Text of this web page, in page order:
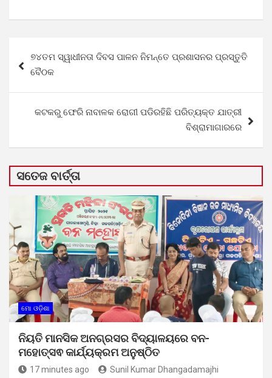
navigation
୭୪ତମ ସ୍ୱାଧୀନତା ଦିବସ ପାଳନ ନିମନ୍ତେ ପ୍ରଶାସନର ପ୍ରସ୍ତୁତି
ବୈଠକ
କଟକରୁ ଫେରି ନାବାଳକ ରୋଗୀ ପଡିରହିଛି ପରିତ୍ୟକ୍ତ ଯାତ୍ରୀ
ବିଶ୍ରାମାଗାରରେ
ସତେଜ ବାର୍ତ୍ତା
ମୋ ଓଡ଼ିଶା
ନିୟତି ମାନସିକ ଅନଗ୍ରସର ବିଦ୍ୟାଳୟରେ ବନ-
ମହୋତ୍ସଵ କାର୍ଯ୍ୟକ୍ରମ ଅନୁଷ୍ଠିତ
17 minutes ago Sunil Kumar Dhangadamajhi